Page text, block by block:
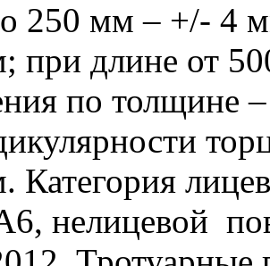
250 мм – +/- 4
при длине от
по толщине
Категория
нелицевой